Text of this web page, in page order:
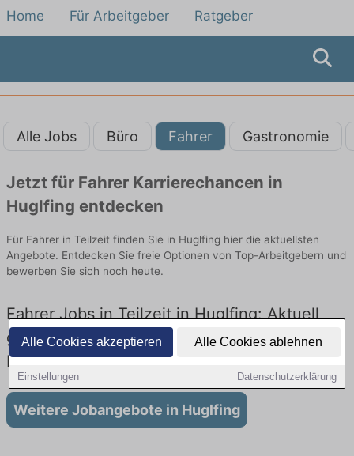
Alle Cookies akzeptieren Alle Cookies ablehnen
Einstellungen Datenschutzerklärung
Home Für Arbeitgeber Ratgeber
Alle Jobs Büro Fahrer Gastronomie
Jetzt für Fahrer Karrierechancen in
Huglfing entdecken
Für Fahrer in Teilzeit finden Sie in Huglfing hier die aktuellsten
Angebote. Entdecken Sie freie Optionen von Top-Arbeitgebern und
bewerben Sie sich noch heute.
Fahrer Jobs in Teilzeit in Huglfing: Aktuell
gibt es keine Stellenangebote für Fahrer in
Huglfing
Weitere Jobangebote in Huglfing